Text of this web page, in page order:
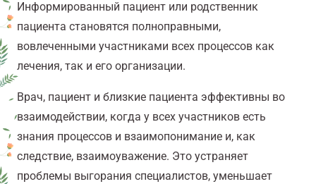
Информированный пациент или родственник
пациента становятся полноправными,
вовлеченными участниками всех процессов как
лечения, так и его организации.
Врач, пациент и близкие пациента эффективны во
взаимодействии, когда у всех участников есть
знания процессов и взаимопонимание и, как
следствие, взаимоуважение. Это устраняет
проблемы выгорания специалистов, уменьшает